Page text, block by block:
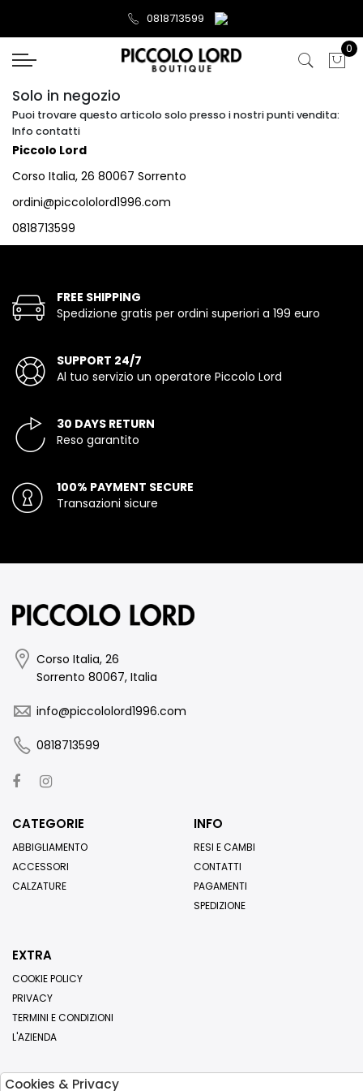
0818713599
0
Solo in negozio
Puoi trovare questo articolo solo presso i nostri punti vendita:
Info contatti
Piccolo Lord
Corso Italia, 26 80067 Sorrento
ordini@piccololord1996.com
0818713599
FREE SHIPPING
Spedizione gratis per ordini superiori a 199 euro
SUPPORT 24/7
Al tuo servizio un operatore Piccolo Lord
30 DAYS RETURN
Reso garantito
100% PAYMENT SECURE
Transazioni sicure
Corso Italia, 26
Sorrento 80067, Italia
info@piccololord1996.com
0818713599
CATEGORIE
ABBIGLIAMENTO
ACCESSORI
CALZATURE
INFO
RESI E CAMBI
CONTATTI
PAGAMENTI
SPEDIZIONE
EXTRA
COOKIE POLICY
PRIVACY
TERMINI E CONDIZIONI
L'AZIENDA
Cookies & Privacy